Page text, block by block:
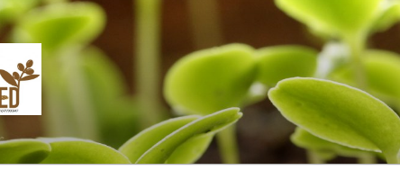
SUBSED
substrates for agriculture from dredged